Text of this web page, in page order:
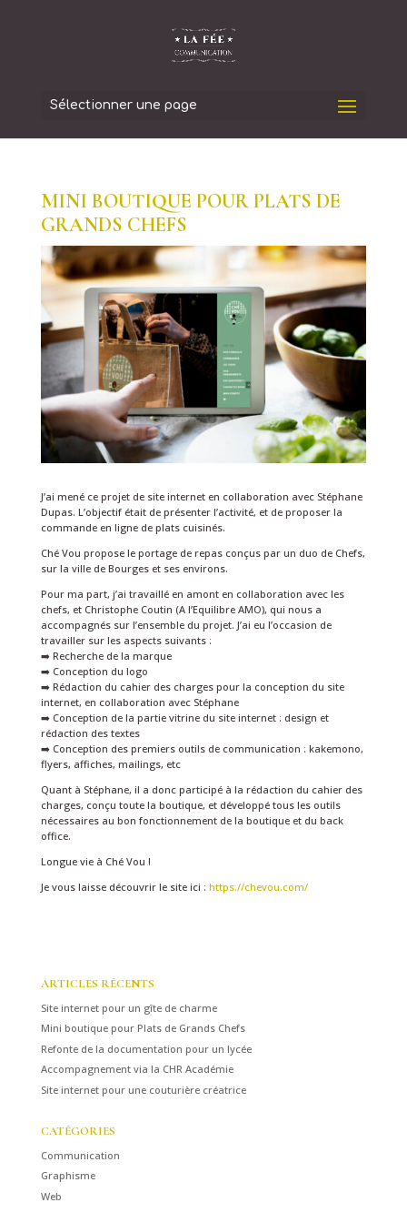
Sélectionner une page
MINI BOUTIQUE POUR PLATS DE
GRANDS CHEFS
J’ai mené ce projet de site internet en collaboration avec Stéphane
Dupas. L’objectif était de présenter l’activité, et de proposer la
commande en ligne de plats cuisinés.
Ché Vou propose le portage de repas conçus par un duo de Chefs,
sur la ville de Bourges et ses environs.
Pour ma part, j’ai travaillé en amont en collaboration avec les
chefs, et Christophe Coutin (A l’Equilibre AMO), qui nous a
accompagnés sur l’ensemble du projet. J’ai eu l’occasion de
travailler sur les aspects suivants :
➡️ Recherche de la marque
➡️ Conception du logo
➡️ Rédaction du cahier des charges pour la conception du site
internet, en collaboration avec Stéphane
➡️ Conception de la partie vitrine du site internet : design et
rédaction des textes
➡️ Conception des premiers outils de communication : kakemono,
flyers, affiches, mailings, etc
Quant à Stéphane, il a donc participé à la rédaction du cahier des
charges, conçu toute la boutique, et développé tous les outils
nécessaires au bon fonctionnement de la boutique et du back
office.
Longue vie à Ché Vou !
Je vous laisse découvrir le site ici : https://chevou.com/
ARTICLES RÉCENTS
Site internet pour un gîte de charme
Mini boutique pour Plats de Grands Chefs
Refonte de la documentation pour un lycée
Accompagnement via la CHR Académie
Site internet pour une couturière créatrice
CATÉGORIES
Communication
Graphisme
Web